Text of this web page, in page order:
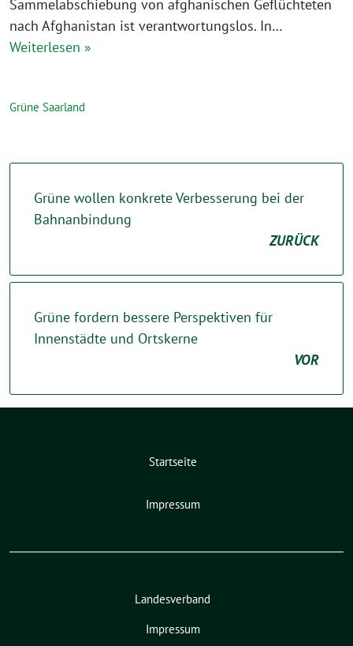
Sammelabschiebung von afghanischen Geflüchteten
nach Afghanistan ist verantwortungslos. In…
Weiterlesen »
Grüne Saarland
Grüne wollen konkrete Verbesserung bei der
Bahnanbindung
ZURÜCK
Grüne fordern bessere Perspektiven für
Innenstädte und Ortskerne
VOR
Startseite
Impressum
Landesverband
Impressum